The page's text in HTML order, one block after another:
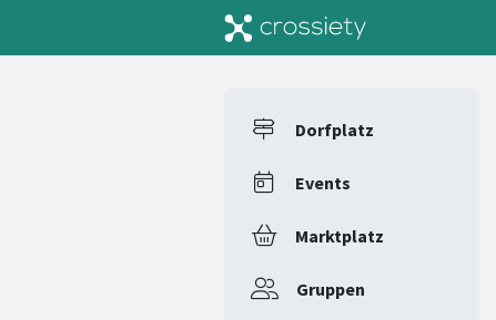
Dorfplatz
Events
Marktplatz
Gruppen